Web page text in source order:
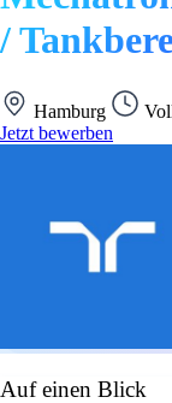
/
Hamburg
Jetzt bewerben
Auf einen Blick